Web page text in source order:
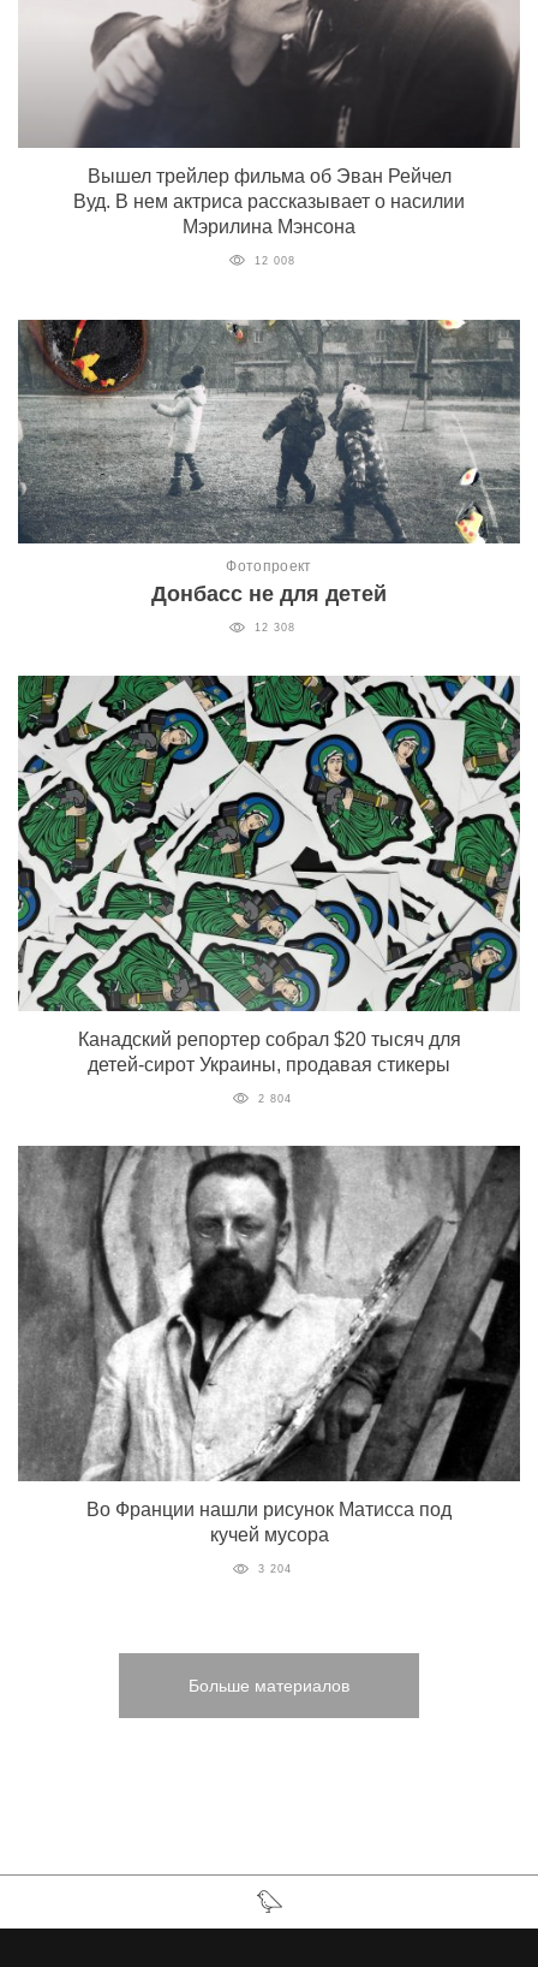
Вышел трейлер фильма об Эван Рейчел
Вуд. В нем актриса рассказывает о насилии
Мэрилина Мэнсона
12 008
Фотопроект
Донбасс не для детей
12 308
Канадский репортер собрал $20 тысяч для
детей-сирот Украины, продавая стикеры
2 804
Во Франции нашли рисунок Матисса под
кучей мусора
3 204
Больше материалов